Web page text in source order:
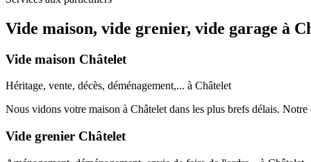
Vide maison, vide grenier, vide garage à
Vide maison Châtelet
Héritage, vente, décès, déménagement,... à Châtelet
Nous vidons votre maison à Châtelet dans les plus brefs délais.
Vide grenier Châtelet